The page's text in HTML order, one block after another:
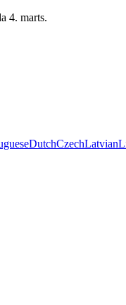
4. marts.
DutchCzechLatvian